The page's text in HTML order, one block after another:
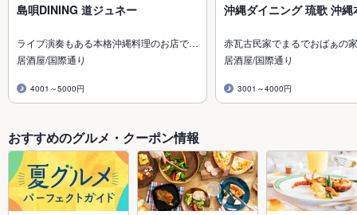
島唄DINING 道ジュネー
ライブ演奏もある本格沖縄料理のお店で…
居酒屋/国際通り
4001～5000円
沖縄ダイニング 琉歌 沖縄
赤瓦古民家でまるでおばぁの
居酒屋/国際通り
3001～4000円
おすすめのグルメ・クーポン情報